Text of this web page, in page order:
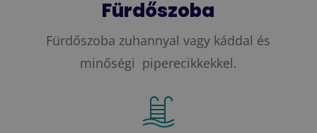
Fürdőszoba
Fürdőszoba zuhannyal vagy káddal és
minőségi piperecikkekkel.